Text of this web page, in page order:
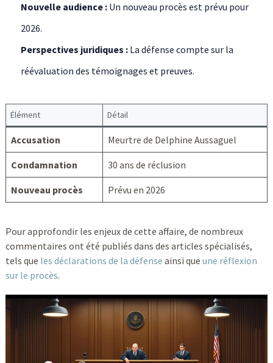
Nouvelle audience :Un nouveau procès est prévu pour
2026.
Perspectives juridiques :La défense compte sur la
réévaluation des témoignages et preuves.
Élément Détail
Accusation Meurtre de Delphine Aussaguel
Condamnation 30 ans de réclusion
Nouveau procès Prévu en 2026
Pour approfondir les enjeux de cette affaire, de nombreux
commentaires ont été publiés dans des articles spécialisés,
tels que les déclarations de la défense ainsi que une réflexion
sur le procès.